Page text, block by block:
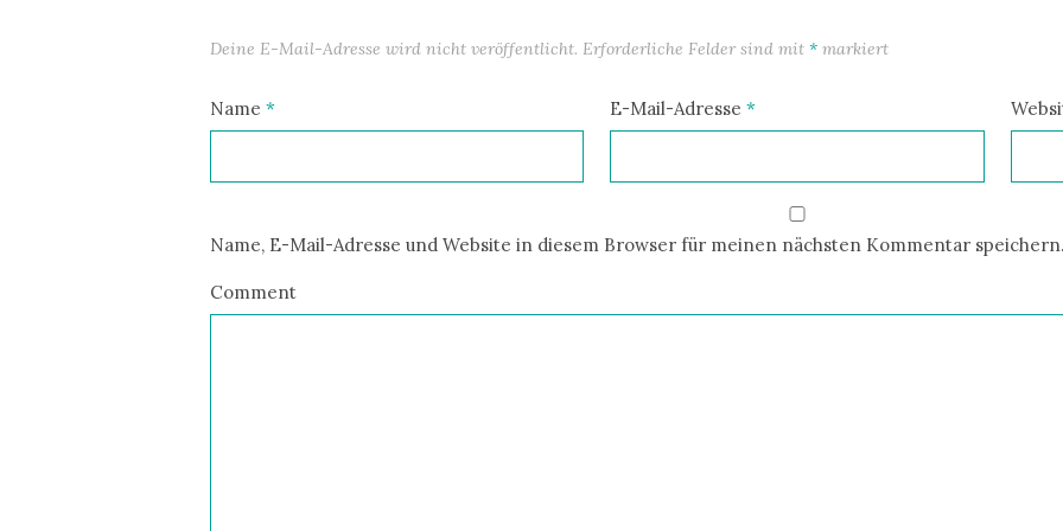
Deine E-Mail-Adresse wird nicht veröffentlicht. Erforderliche Felder sind mit * markiert
Name * E-Mail-Adresse*
Name, E-Mail-Adresse und Website in diesem Browser für meinen nächsten Kommentar
Comment